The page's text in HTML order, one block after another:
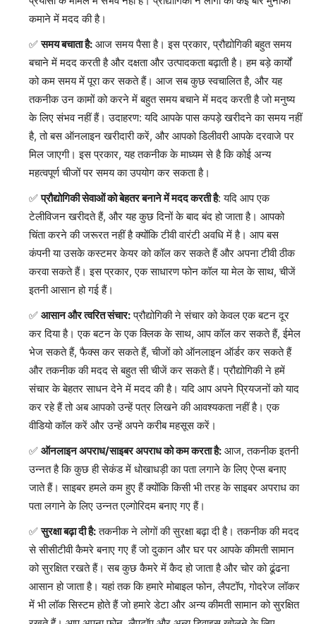
कमाने में मदद की है।
समय बचाता है: आज समय पैसा है। इस प्रकार, प्रौद्योगिकी बहुत समय
बचाने में मदद करती है और दक्षता और उत्पादकता बढ़ाती है। हम बड़े कार्यों
को कम समय में पूरा कर सकते हैं। आज सब कुछ स्वचालित है, और यह
तकनीक उन कामों को करने में बहुत समय बचाने में मदद करती है जो मनुष्य
के लिए संभव नहीं हैं। उदाहरण: यदि आपके पास कपड़े खरीदने का समय नहीं
है, तो बस ऑनलाइन खरीदारी करें, और आपको डिलीवरी आपके दरवाजे पर
मिल जाएगी। इस प्रकार, यह तकनीक के माध्यम से है कि कोई अन्य
महत्वपूर्ण चीजों पर समय का उपयोग कर सकता है।
प्रौद्योगिकी सेवाओं को बेहतर बनाने में मदद करती है: यदि आप एक
टेलीविजन खरीदते हैं, और यह कुछ दिनों के बाद बंद हो जाता है। आपको
चिंता करने की जरूरत नहीं है क्योंकि टीवी वारंटी अवधि में है। आप बस
कंपनी या उसके कस्टमर केयर को कॉल कर सकते हैं और अपना टीवी ठीक
करवा सकते हैं। इस प्रकार, एक साधारण फोन कॉल या मेल के साथ, चीजें
इतनी आसान हो गई हैं।
आसान और त्वरित संचार:प्रौद्योगिकी ने संचार को केवल एक बटन दूर
कर दिया है। एक बटन के एक क्लिक के साथ, आप कॉल कर सकते हैं, ईमेल
भेज सकते हैं, फैक्स कर सकते हैं, चीजों को ऑनलाइन ऑर्डर कर सकते हैं
और तकनीक की मदद से बहुत सी चीजें कर सकते हैं। प्रौद्योगिकी ने हमें
संचार के बेहतर साधन देने में मदद की है। यदि आप अपने प्रियजनों को याद
कर रहे हैं तो अब आपको उन्हें पत्र लिखने की आवश्यकता नहीं है। एक
वीडियो कॉल करें और उन्हें अपने करीब महसूस करें।
ऑनलाइन अपराध/साइबर अपराध को कम करता है: आज, तकनीक इतनी
उन्नत है कि कुछ ही सेकंड में धोखाधड़ी का पता लगाने के लिए ऐप्स बनाए
जाते हैं। साइबर हमले कम हुए हैं क्योंकि किसी भी तरह के साइबर अपराध का
पता लगाने के लिए उन्नत एल्गोरिदम बनाए गए हैं।
सुरक्षा बढ़ा दी है:तकनीक ने लोगों की सुरक्षा बढ़ा दी है। तकनीक की मदद
से सीसीटीवी कैमरे बनाए गए हैं जो दुकान और घर पर आपके कीमती सामान
को सुरक्षित रखते हैं। सब कुछ कैमरे में कैद हो जाता है और चोर को ढूंढना
आसान हो जाता है। यहां तक ​​कि हमारे मोबाइल फोन, लैपटॉप, गोदरेज लॉकर
में भी लॉक सिस्टम होते हैं जो हमारे डेटा और अन्य कीमती सामान को सुरक्षित